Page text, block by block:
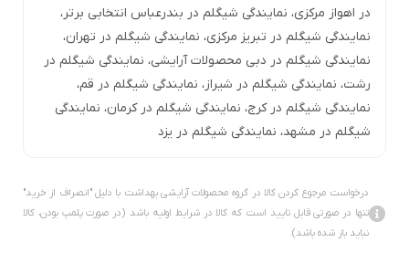
در اهواز مرکزی، نمایندگی شیگلم در بندرعباس انتخابی برتر،
نمایندگی شیگلم در تبریز مرکزی، نمایندگی شیگلم در تهران،
نمایندگی شیگلم در دبی محصولات آرایشی، نمایندگی شیگلم در
رشت، نمایندگی شیگلم در شیراز، نمایندگی شیگلم در قم،
نمایندگی شیگلم در کرج، نمایندگی شیگلم در کرمان، نمایندگی
شیگلم در مشهد، نمایندگی شیگلم در یزد
درخواست مرجوع کردن کالا در گروه محصولات آرایشی بهداشت با دلیل "انصراف از خرید"
تنها در صورتی قابل تایید است که کالا در شرایط اولیه باشد (در صورت پلمپ بودن، کالا
نباید باز شده باشد).